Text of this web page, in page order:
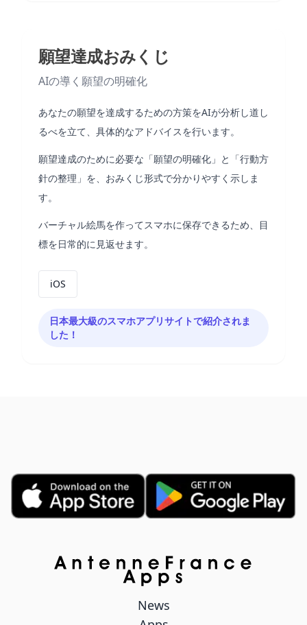
願望達成おみくじ
AIの導く願望の明確化
あなたの願望を達成するための方策をAIが分析し道し
るべを立て、具体的なアドバイスを行います。
願望達成のために必要な「願望の明確化」と「行動方
針の整理」を、おみくじ形式で分かりやすく示しま
す。
バーチャル絵馬を作ってスマホに保存できるため、目
標を日常的に見返せます。
iOS
日本最大級のスマホアプリサイトで紹介されま
した！
News